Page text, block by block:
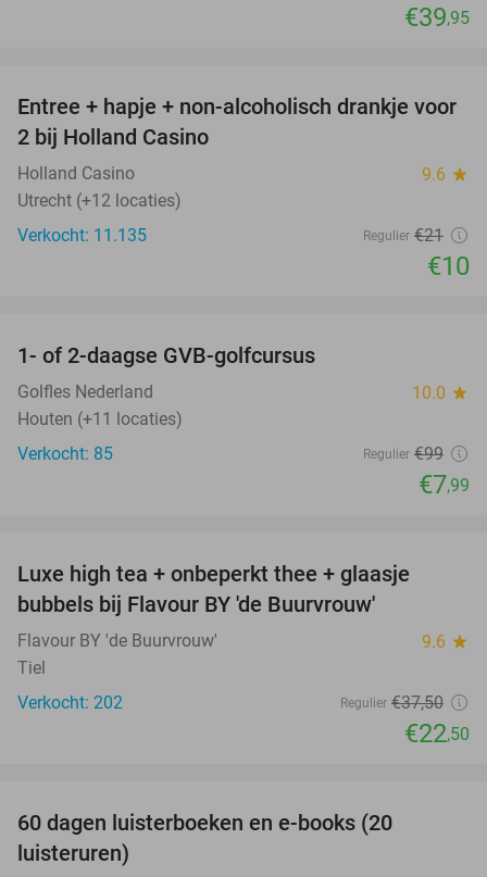
€39,95
52%
Entree + hapje + non-alcoholisch drankje voor
2 bij Holland Casino
Holland Casino 9.6 star
Utrecht (+12 locaties)
Verkocht: 11.135
Regulier €21
€10
1- of 2-daagse GVB-golfcursus
Golfles Nederland 10.0 star
Houten (+11 locaties)
Verkocht: 85
Regulier €99
€7,99
Luxe high tea + onbeperkt thee + glaasje
bubbels bij Flavour BY 'de Buurvrouw'
Flavour BY 'de Buurvrouw' 9.6 star
Tiel
Verkocht: 202
Regulier €37,50
€22,50
60 dagen luisterboeken en e-books (20
luisteruren)